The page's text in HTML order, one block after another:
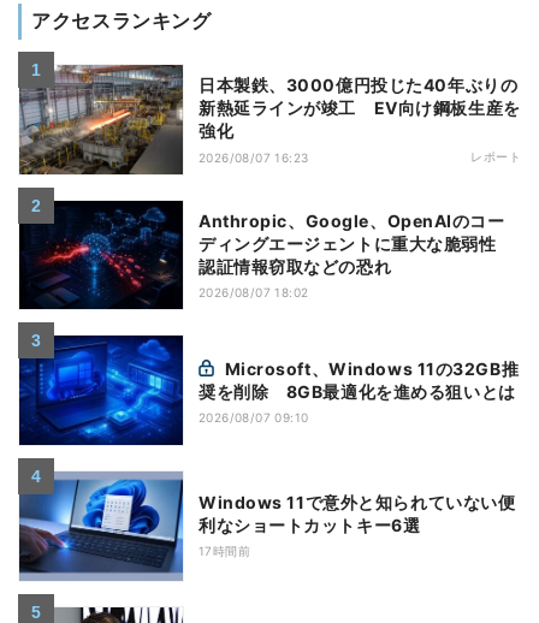
アクセスランキング
日本製鉄、3000億円投じた40年ぶりの
新熱延ラインが竣工 EV向け鋼板生産を
強化
2026/08/07 16:23 レポート
Anthropic、Google、OpenAIのコー
ディングエージェントに重大な脆弱性
認証情報窃取などの恐れ
2026/08/07 18:02
奨を削除 8GB最適化を進める狙いとは
2026/08/07 09:10
Windows 11で意外と知られていない便
利なショートカットキー6選
17時間前